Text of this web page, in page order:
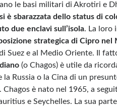
le basi militari di Akrotiri e
è sbarazzata dello status di
due enclavi sull’isola. La loro
strategica di Cipro nel
Suez e al Medio Oriente. Il
(o Chagos) è utile da
Russia o la Cina di un
è nato nel 1965, a
e Seychelles. La sua